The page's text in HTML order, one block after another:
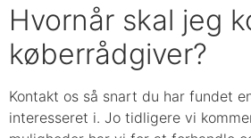
Hvornår skal jeg
køberrådgiver?
Kontakt os så snart du har fundet
interesseret i. Jo tidligere vi